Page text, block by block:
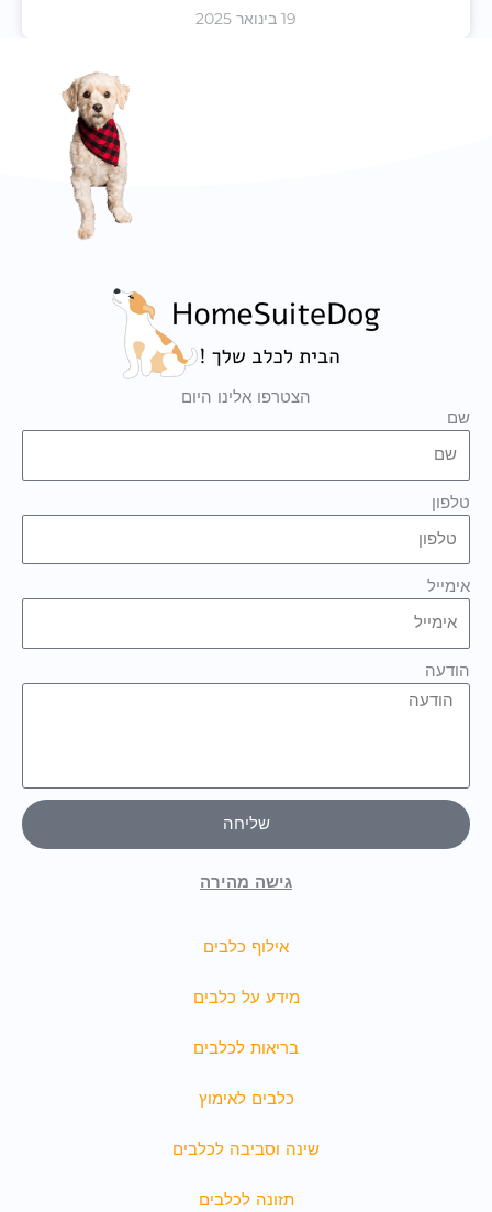
19 בינואר 2025
הצטרפו אלינו היום
שם
טלפון
אימייל
הודעה
שליחה
גישה מהירה
אילוף כלבים
מידע על כלבים
בריאות לכלבים
כלבים לאימוץ
שינה וסביבה לכלבים
תזונה לכלבים